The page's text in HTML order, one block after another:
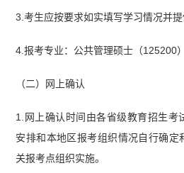
3.考生应按要求如实填写学习情况并提
4.报考专业：公共管理硕士（125200）
（二）网上确认
1.网上确认时间由各省级教育招生考
安排和本地区报考组织情况自行确定
关报考点组织实施。